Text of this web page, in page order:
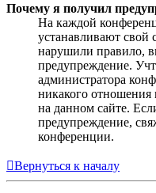
Почему я получил
На каждой
устанавливают свой
нарушили правило,
предупреждение.
администратора
никакого
на данном сайте.
предупреждение,
конференции.
Вернуться к началу